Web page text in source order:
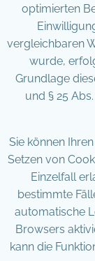
optimierten
vergleichbaren
wurde,
Grundlage
und § 25
Sie können
Setzen von
Einzelfall
bestimmte
automatische
Browsers
kann die